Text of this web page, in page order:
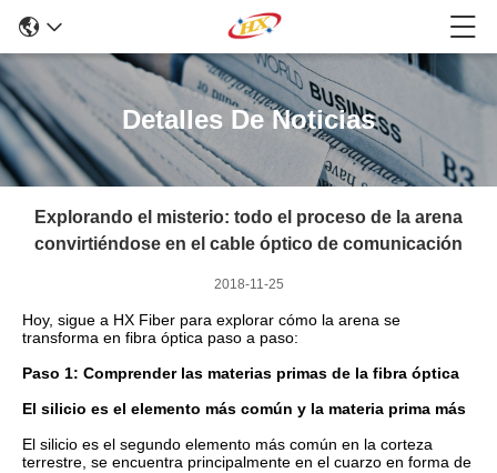
Detalles De Noticias
Explorando el misterio: todo el proceso de la arena
convirtiéndose en el cable óptico de comunicación
2018-11-25
Hoy, sigue a HX Fiber para explorar cómo la arena se
transforma en fibra óptica paso a paso:
Paso 1: Comprender las materias primas de la fibra óptica
El silicio es el elemento más común y la materia prima más
El silicio es el segundo elemento más común en la corteza
terrestre, se encuentra principalmente en el cuarzo en forma de